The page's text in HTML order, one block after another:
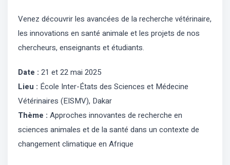
Venez découvrir les avancées de la recherche vétérinaire,
les innovations en santé animale et les projets de nos
chercheurs, enseignants et étudiants.
Date : 21 et 22 mai 2025
Lieu : École Inter-États des Sciences et Médecine
Vétérinaires (EISMV), Dakar
Thème : Approches innovantes de recherche en
sciences animales et de la santé dans un contexte de
changement climatique en Afrique